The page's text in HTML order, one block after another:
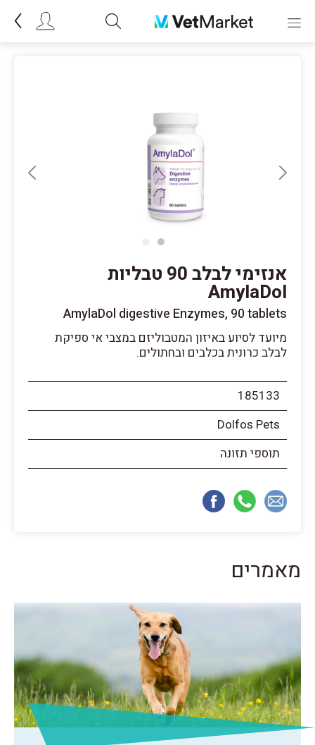
אנזימי לבלב 90 טבליות
AmylaDol
AmylaDol digestive Enzymes, 90 tablets
מיועד לסיוע באיזון המטבוליזם במצבי אי ספיקת
לבלב כרונית בכלבים ובחתולים.
185133
Dolfos Pets
תוספי תזונה
מאמרים